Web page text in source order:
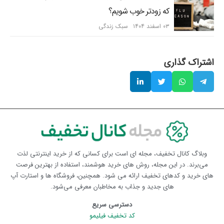
که زودتر خوب شویم؟
۰۳ اسفند ۱۴۰۴ سبک زندگی
اشتراک گذاری
وبلاگ کانال تخفیف، مجله ای است برای کسانی که از خرید اینترنتی لذت
می‌برند. در این مجله، روش های خرید هوشمند، استفاده از بهترین فرصت
های خرید و کدهای تخفیف ارائه می شود. همچنین، فروشگاه ها و استارت آپ
های جدید و جذاب به مخاطبان معرفی می‌شود.
دسترسی سریع
کد تخفیف فیلیمو